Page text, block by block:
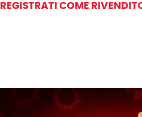
REGISTRATI COME